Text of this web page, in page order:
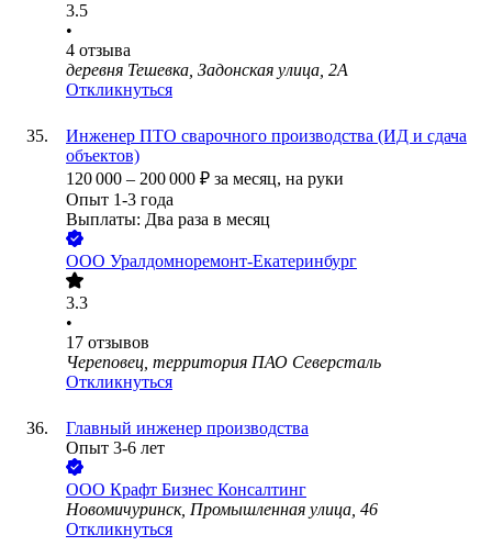
3.5
•
4 отзыва
деревня Тешевка, Задонская улица, 2А
Откликнуться
Инженер ПТО сварочного производства (ИД и сдача
объектов)
120 000 – 200 000 ₽ за месяц, на руки
Опыт 1-3 года
Выплаты: Два раза в месяц
ООО Уралдомноремонт-Екатеринбург
3.3
•
17 отзывов
Череповец, территория ПАО Северсталь
Откликнуться
Главный инженер производства
Опыт 3-6 лет
ООО Крафт Бизнес Консалтинг
Новомичуринск, Промышленная улица, 46
Откликнуться